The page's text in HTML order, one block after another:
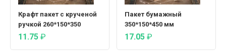
Крафт пакет с крученой
ручкой 260*150*350
11.75 ₽
Пакет бумажный
350*150*450 мм
17.05 ₽